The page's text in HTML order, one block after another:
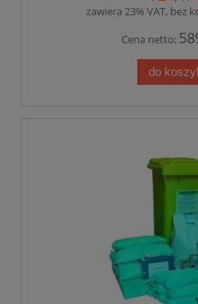
zawiera 23% VAT, bez
Cena netto:
do